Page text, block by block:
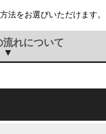
法をお選びいただけます。
れについて